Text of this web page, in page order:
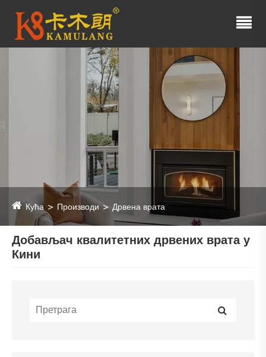
Кућа Производи Дрвена врата
Добављач квалитетних дрвених врата у
Кини